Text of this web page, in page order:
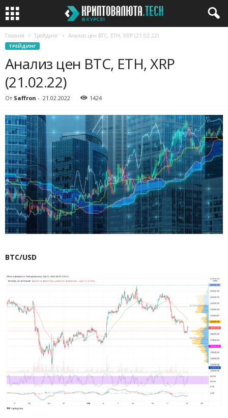
Главная Трейдинг Анализ цен BTC, ETH, XRP (21.02.22)
ТРЕЙДИНГ
Анализ цен BTC, ETH, XRP
(21.02.22)
От Saffron - 21.02.2022 1424
BTC/USD